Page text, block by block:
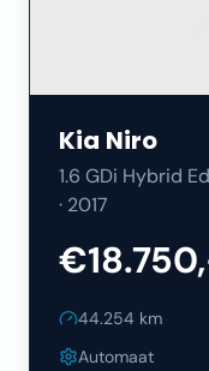
Kia Niro
1.6 GDi Hybrid
· 2017
44.254 km
Automaat